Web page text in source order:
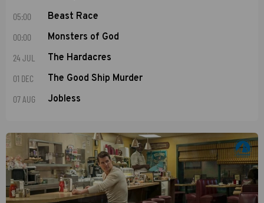
05:00 Beast Race
00:00 Monsters of God
24 JUL The Hardacres
01 DEC The Good Ship Murder
07 AUG Jobless